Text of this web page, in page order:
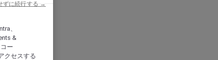
、
&
ー
クセスする
ずに続行する →